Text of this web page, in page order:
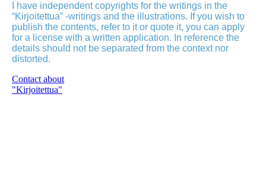
I have independent copyrights for the writings in the
“Kirjoitettua” -writings and the illustrations. If you wish to
publish the contents, refer to it or quote it, you can apply
for a license with a written application. In reference the
details should not be separated from the context nor
distorted.
Contact about
"Kirjoitettua"